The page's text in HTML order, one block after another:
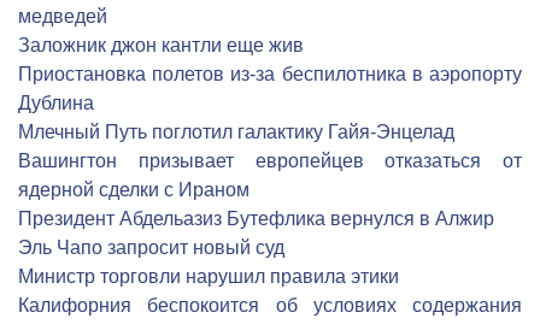
медведей
Заложник джон кантли еще жив
Приостановка полетов из-за беспилотника в аэропорту
Дублина
Млечный Путь поглотил галактику Гайя-Энцелад
Вашингтон призывает европейцев отказаться от
ядерной сделки с Ираном
Президент Абдельазиз Бутефлика вернулся в Алжир
Эль Чапо запросит новый суд
Министр торговли нарушил правила этики
Калифорния беспокоится об условиях содержания